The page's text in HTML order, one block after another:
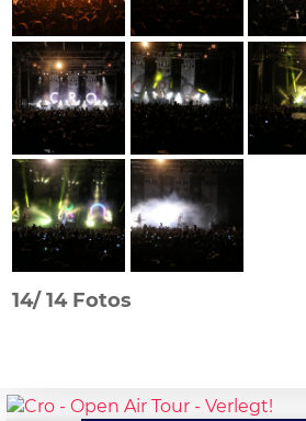
14/14 Fotos